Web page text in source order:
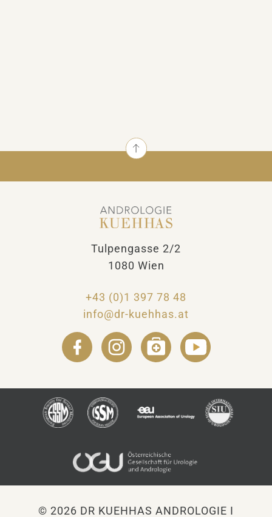
Tulpengasse 2/2
1080 Wien
+43 (0)1 397 78 48
info@dr-kuehhas.at
© 2026 DR KUEHHAS ANDROLOGIE I